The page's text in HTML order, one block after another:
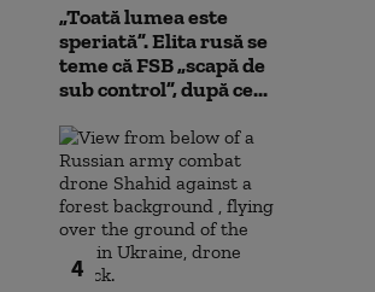
„Toată lumea este
speriată”. Elita rusă se
teme că FSB „scapă de
sub control”, după ce...
4